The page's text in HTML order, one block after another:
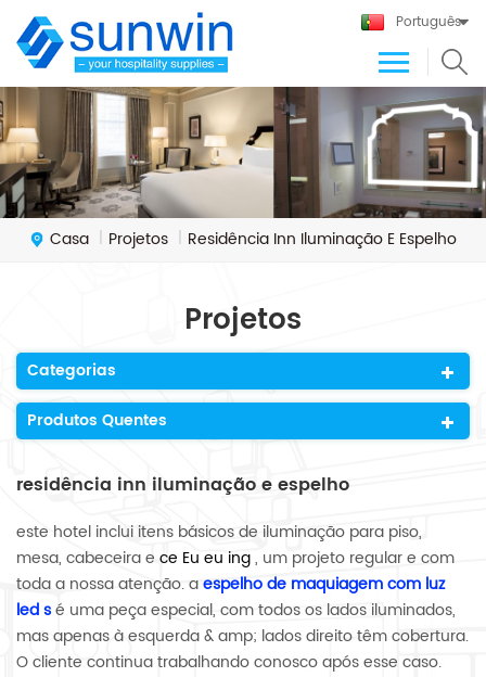
Português
Casa | Projetos | Residência Inn Iluminação E Espelho
Projetos
Categorias
Produtos Quentes
residência inn iluminação e espelho
este hotel inclui itens básicos de iluminação para piso,
mesa, cabeceira e ce Eu eu ing, um projeto regular e com
toda a nossa atenção. aespelho de maquiagemcom luz
ledsé uma peça especial, com todos os lados iluminados,
mas apenas à esquerda & amp; lados direito têm cobertura.
O cliente continua trabalhando conosco após esse caso.